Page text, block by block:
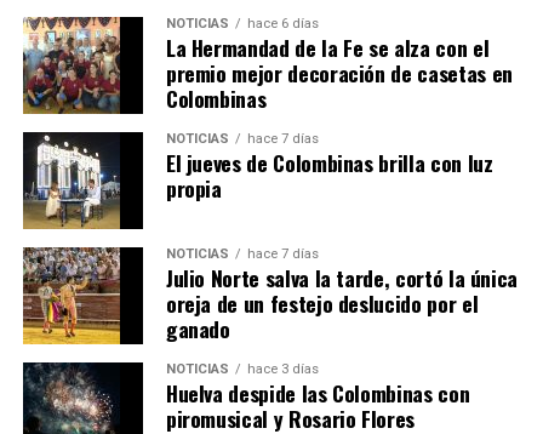
QUINTA CORRIDA DE LAS FIESTAS COLOMBINAS
2026
hace 4 días· Huelvatv
NOTICIAS hace 6 días
La Hermandad de la Fe se alza con el
premio mejor decoración de casetas en
Colombinas
NOTICIAS hace 7 días
El jueves de Colombinas brilla con luz
propia
NOTICIAS hace 7 días
Julio Norte salva la tarde, cortó la única
oreja de un festejo deslucido por el
ganado
NOTICIAS hace 3 días
Huelva despide las Colombinas con
piromusical y Rosario Flores